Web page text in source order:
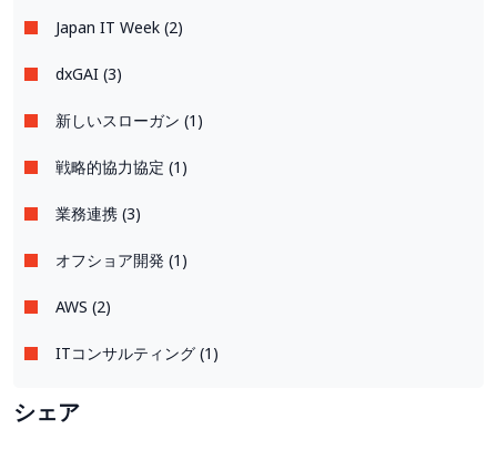
Japan IT Week (2)
dxGAI (3)
新しいスローガン (1)
戦略的協力協定 (1)
業務連携 (3)
オフショア開発 (1)
AWS (2)
ITコンサルティング (1)
シェア